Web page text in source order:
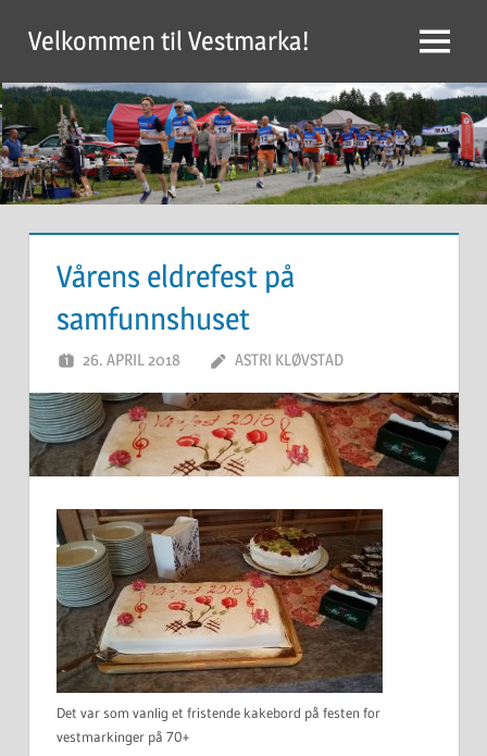
content
Velkommen til Vestmarka! Menu
Vårens eldrefest på
samfunnshuset
26. APRIL 2018 ASTRI KLØVSTAD
Det var som vanlig et fristende kakebord på festen for
vestmarkinger på 70+